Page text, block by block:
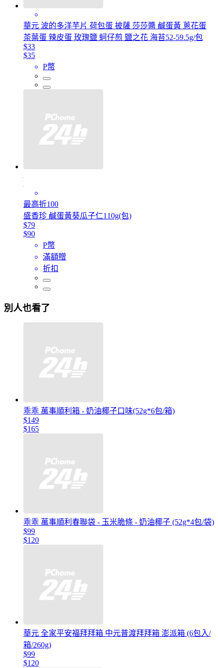
華元 波的多洋芋片 荷包蛋 披薩 莎莎醬 鹹蛋黃 蔥花蛋
茶葉蛋 辣皮蛋 玫瑰鹽 蚵仔煎 鹽之花 海苔52-59.5g/包
$33
$35
P幣
最高折100
盛香珍 鹹蛋黃葵瓜子仁110g(包)
$79
$90
P幣
滿額贈
折扣
別人也看了
乖乖 萬事順利箱 - 奶油椰子口味(52g*6包/箱)
$149
$165
乖乖 萬事順利春聯袋 - 玉米脆條 - 奶油椰子 (52g*4包/袋)
$99
$120
華元 全家平安福拜拜箱 中元普渡拜拜箱 澎派箱 (6包入/
箱/260g)
$99
$120